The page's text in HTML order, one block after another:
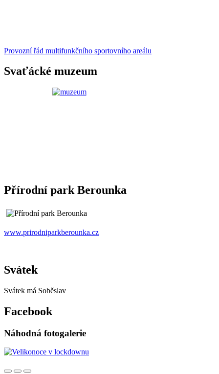
Provozní řád multifunkčního sportovního areálu
Svaťácké muzeum
Přírodní park Berounka
www.prirodniparkberounka.cz
Svátek
Svátek má Soběslav
Facebook
Náhodná fotogalerie